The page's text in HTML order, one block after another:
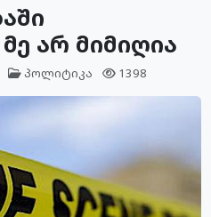
არ მიმიღია
პოლიტიკა 1398